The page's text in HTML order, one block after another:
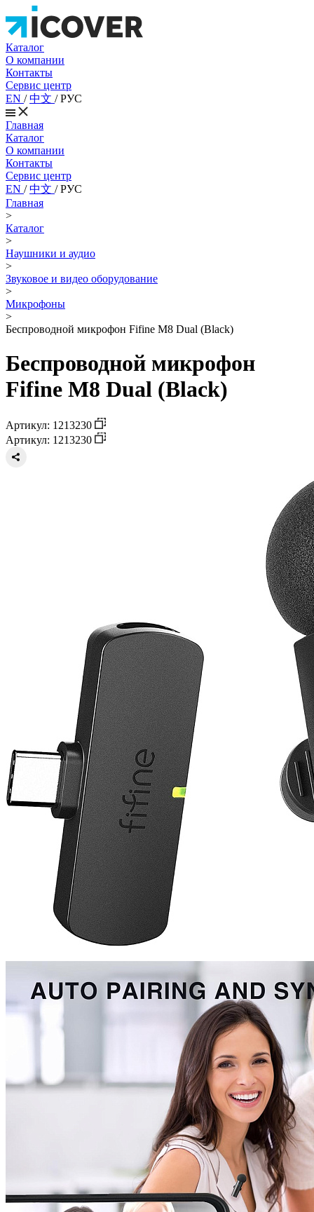
Каталог
О компании
Контакты
Сервис центр
EN /中文 /РУС
Главная
Каталог
О компании
Контакты
Сервис центр
EN /中文 /РУС
Главная
>
Каталог
>
Наушники и аудио
>
Звуковое и видео оборудование
>
Микрофоны
>
Беспроводной микрофон Fifine M8 Dual (Black)
Беспроводной микрофон
Fifine M8 Dual (Black)
Артикул: 1213230
Артикул: 1213230